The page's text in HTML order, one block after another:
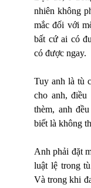
nhiên không
mắc đối với
bất cứ ai có
có được ngay.
Tuy anh là tù
cho anh,
thèm, anh
biết là không
Anh phải đặt
luật lệ trong
Và trong khi